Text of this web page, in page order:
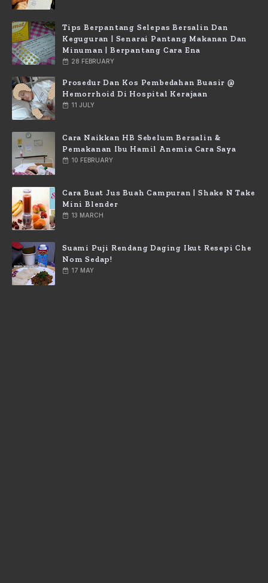
Tips Berpantang Selepas Bersalin Dan
Keguguran | Senarai Pantang Makanan Dan
Minuman | Berpantang Cara Ena
28 FEBRUARY
Prosedur Dan Kos Pembedahan Buasir @
Hemorrhoid Di Hospital Kerajaan
11 JULY
Cara Naikkan HB Sebelum Bersalin &
Pemakanan Ibu Hamil Anemia Cara Saya
10 FEBRUARY
Cara Buat Jus Buah Campuran | Shake N Take
Mini Blender
13 MARCH
Suami Puji Rendang Daging Ikut Resepi Che
Nom Sedap!
17 MAY